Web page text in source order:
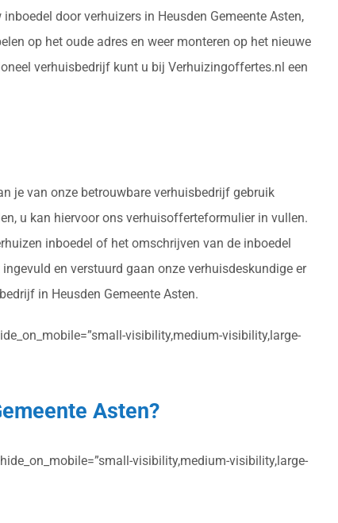
door verhuizers in Heusden Gemeente Asten,
op het oude adres en weer monteren op het nieuwe
verhuisbedrijf kunt u bij Verhuizingoffertes.nl een
je van onze betrouwbare verhuisbedrijf gebruik
u kan hiervoor ons verhuisofferteformulier in vullen.
inboedel of het omschrijven van de inboedel
en verstuurd gaan onze verhuisdeskundige er
in Heusden Gemeente Asten.
visibility,medium-visibility,large-
Asten?
visibility,medium-visibility,large-